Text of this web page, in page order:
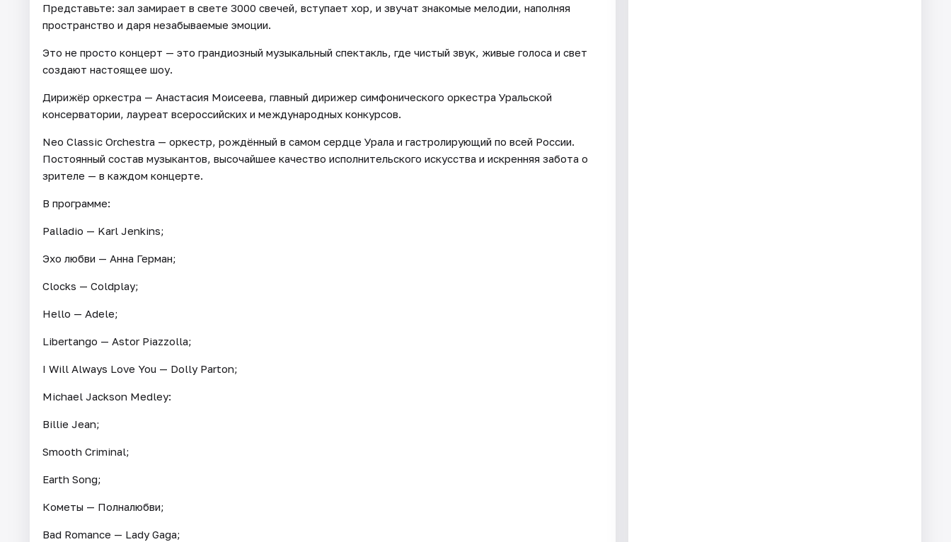
Представьте: зал замирает в свете 3000 свечей, вступает хор, и звучат знакомые мелодии, наполняя
пространство и даря незабываемые эмоции.
Это не просто концерт — это грандиозный музыкальный спектакль, где чистый звук, живые голоса и свет
создают настоящее шоу.
Дирижёр оркестра — Анастасия Моисеева, главный дирижер симфонического оркестра Уральской
консерватории, лауреат всероссийских и международных конкурсов.
Neo Classic Orchestra — оркестр, рождённый в самом сердце Урала и гастролирующий по всей России.
Постоянный состав музыкантов, высочайшее качество исполнительского искусства и искренняя забота о
зрителе — в каждом концерте.
В программе:
Palladio — Karl Jenkins;
Эхо любви — Анна Герман;
Clocks — Coldplay;
Hello — Adele;
Libertango — Astor Piazzolla;
I Will Always Love You — Dolly Parton;
Michael Jackson Medley:
Billie Jean;
Smooth Criminal;
Earth Song;
Кометы — Полналюбви;
Bad Romance — Lady Gaga;